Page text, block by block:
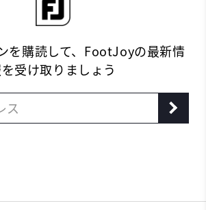
を購読して、FootJoyの最新情
受け取りましょう